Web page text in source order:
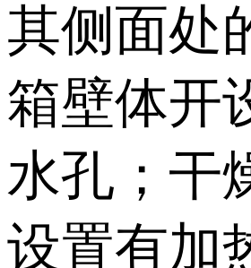
其侧面处
箱壁体开
水孔；干
设置有加